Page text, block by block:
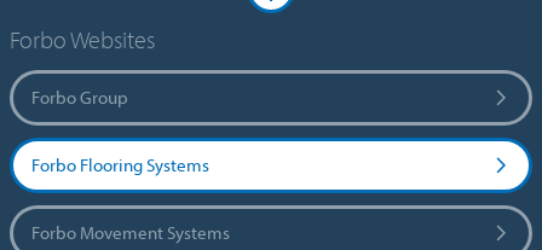
Forbo Websites
Forbo Group
Forbo Flooring Systems
Forbo Movement Systems